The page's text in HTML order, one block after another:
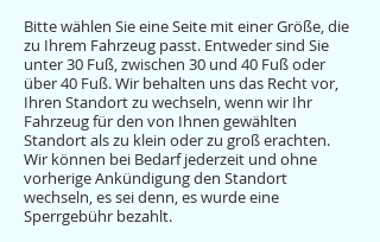
Bitte wählen Sie eine Seite mit einer Größe, die
zu Ihrem Fahrzeug passt. Entweder sind Sie
unter 30 Fuß, zwischen 30 und 40 Fuß oder
über 40 Fuß. Wir behalten uns das Recht vor,
Ihren Standort zu wechseln, wenn wir Ihr
Fahrzeug für den von Ihnen gewählten
Standort als zu klein oder zu groß erachten.
Wir können bei Bedarf jederzeit und ohne
vorherige Ankündigung den Standort
wechseln, es sei denn, es wurde eine
Sperrgebühr bezahlt.